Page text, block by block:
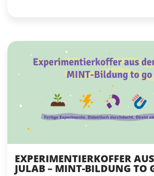
EXPERIMENTIERKOFFER
JULAB – MINT-BILDUNG TO